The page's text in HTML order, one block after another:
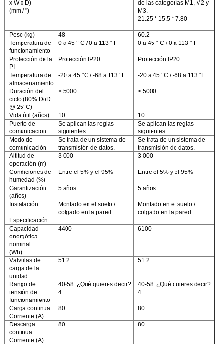
x W x D)
(mm / ")
de las categorías M1, M2 y
M3.
21.25 * 15.5 * 7.80
Peso (kg) 48
60.2
Temperatura de
funcionamiento
0 a 45 ° C / 0 a 113 ° F 0 a 45 ° C / 0 a 113 ° F
Protección de la
PI
Protección IP20 Protección IP20
Temperatura de
almacenamiento
-20 a 45 °C / -68 a 113 °F -20 a 45 °C / -68 a 113 °F
Duración del
ciclo (80% DoD
@ 25°C)
≥ 5000 ≥ 5000
Vida útil (años) 10
10
Puerto de
comunicación
Se aplican las reglas
siguientes:
Se aplican las reglas
siguientes:
Modo de
comunicación
Se trata de un sistema de
transmisión de datos.
Se trata de un sistema de
transmisión de datos.
Altitud de
operación (m)
3 000 3 000
Condiciones de
humedad (%)
Entre el 5% y el 95% Entre el 5% y el 95%
Garantización
(años)
5 años 5 años
Instalación
Montado en el suelo /
colgado en la pared
Montado en el suelo /
colgado en la pared
Especificación
Capacidad
energética
nominal
(Wh)
4400 6100
Válvulas de
carga de la
unidad
51.2 51.2
Rango de
tensión de
funcionamiento
40-58. ¿Qué quieres decir?
4
40-58. ¿Qué quieres decir?
4
Carga continua
Corriente (A)
80 80
Descarga
continua
Corriente (A)
80 80